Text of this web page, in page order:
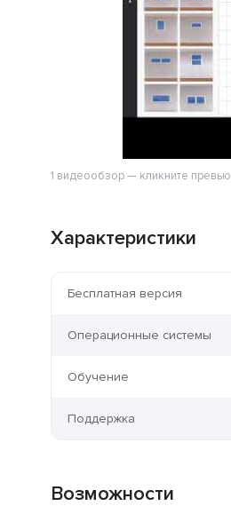
1 видеообзор — кликните превью
Характеристики
Бесплатная версия
Операционные системы
Обучение
Поддержка
Возможности